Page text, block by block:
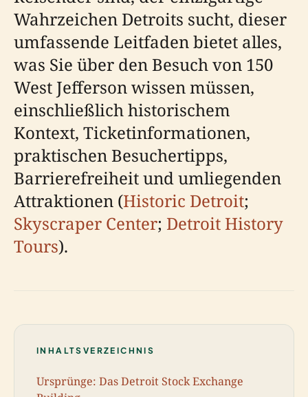
Wahrzeichen Detroits sucht, dieser
umfassende Leitfaden bietet alles,
was Sie über den Besuch von 150
West Jefferson wissen müssen,
einschließlich historischem
Kontext, Ticketinformationen,
praktischen Besuchertipps,
Barrierefreiheit und umliegenden
Attraktionen (Historic Detroit;
Skyscraper Center; Detroit History
Tours).
INHALTSVERZEICHNIS
Ursprünge: Das Detroit Stock Exchange